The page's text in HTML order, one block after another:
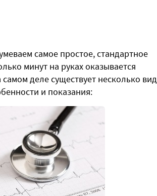
самое простое, стандартное
минут на руках оказывается
деле существует несколько
и показания: